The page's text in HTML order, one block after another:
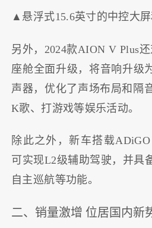
▲悬浮式15.6英寸的中控大
另外，2024款AION V Plus
座舱全面升级，将音响升级
声器，优化了声场布局和隔
K歌、打游戏等娱乐活动。
除此之外，新车搭载
可实现L2级辅助驾驶，并具
自主巡航等功能。
二、销量激增 位居国内新